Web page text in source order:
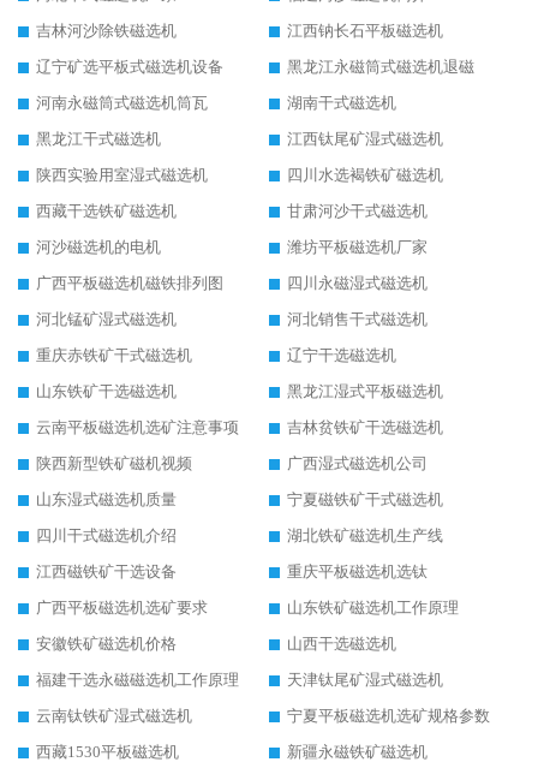
吉林河沙除铁磁选机
江西钠长石平板磁选机
辽宁矿选平板式磁选机设备
黑龙江永磁筒式磁选机退磁
河南永磁筒式磁选机筒瓦
湖南干式磁选机
黑龙江干式磁选机
江西钛尾矿湿式磁选机
陕西实验用室湿式磁选机
四川水选褐铁矿磁选机
西藏干选铁矿磁选机
甘肃河沙干式磁选机
河沙磁选机的电机
潍坊平板磁选机厂家
广西平板磁选机磁铁排列图
四川永磁湿式磁选机
河北锰矿湿式磁选机
河北销售干式磁选机
重庆赤铁矿干式磁选机
辽宁干选磁选机
山东铁矿干选磁选机
黑龙江湿式平板磁选机
云南平板磁选机选矿注意事项
吉林贫铁矿干选磁选机
陕西新型铁矿磁机视频
广西湿式磁选机公司
山东湿式磁选机质量
宁夏磁铁矿干式磁选机
四川干式磁选机介绍
湖北铁矿磁选机生产线
江西磁铁矿干选设备
重庆平板磁选机选钛
广西平板磁选机选矿要求
山东铁矿磁选机工作原理
安徽铁矿磁选机价格
山西干选磁选机
福建干选永磁磁选机工作原理
天津钛尾矿湿式磁选机
云南钛铁矿湿式磁选机
宁夏平板磁选机选矿规格参数
西藏1530平板磁选机
新疆永磁铁矿磁选机